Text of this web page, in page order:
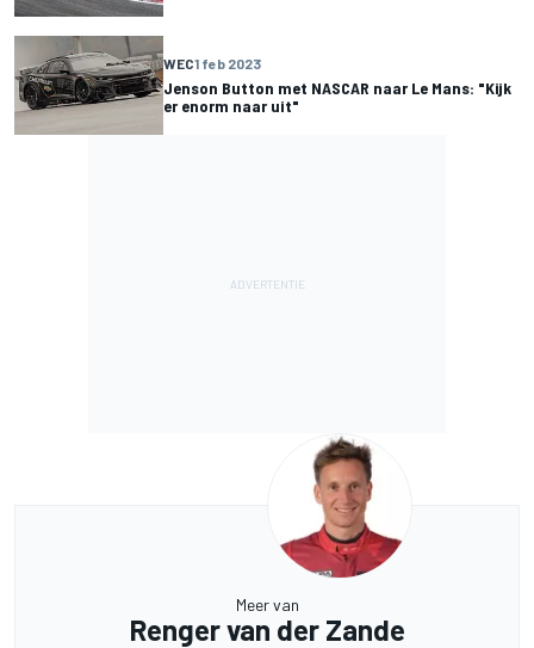
WEC1 feb 2023
Jenson Button met NASCAR naar Le Mans: "Kijk
er enorm naar uit"
Meer van
Renger van der Zande